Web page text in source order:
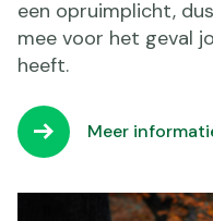
een opruimplicht,
mee voor het geval
heeft.
Meer